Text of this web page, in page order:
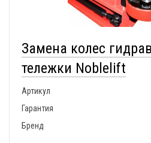
Замена колес
тележки Noblelift
Артикул
Гарантия
Бренд